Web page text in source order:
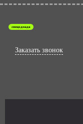
спецодежда
Заказать звонок